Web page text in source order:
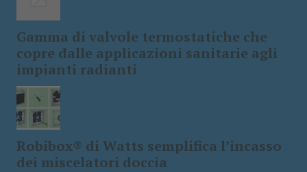
Gamma di valvole termostatiche che
copre dalle applicazioni sanitarie agli
impianti radianti
Robibox® di Watts semplifica l’incasso
dei miscelatori doccia